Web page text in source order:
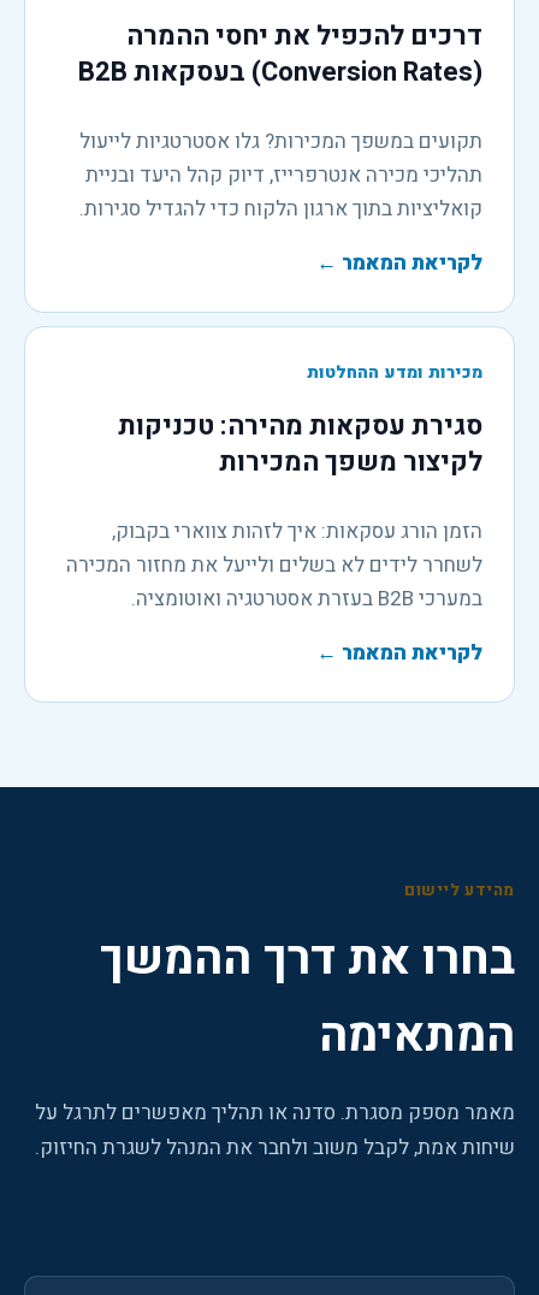
דרכים להכפיל את יחסי ההמרה
(Conversion Rates) בעסקאות B2B
תקועים במשפך המכירות? גלו אסטרטגיות לייעול
תהליכי מכירה אנטרפרייז, דיוק קהל היעד ובניית
קואליציות בתוך ארגון הלקוח כדי להגדיל סגירות.
לקריאת המאמר ←
מכירות ומדע ההחלטות
סגירת עסקאות מהירה: טכניקות
לקיצור משפך המכירות
הזמן הורג עסקאות: איך לזהות צווארי בקבוק,
לשחרר לידים לא בשלים ולייעל את מחזור המכירה
במערכי B2B בעזרת אסטרטגיה ואוטומציה.
לקריאת המאמר ←
מהידע ליישום
בחרו את דרך ההמשך
המתאימה
מאמר מספק מסגרת. סדנה או תהליך מאפשרים לתרגל על
שיחות אמת, לקבל משוב ולחבר את המנהל לשגרת החיזוק.